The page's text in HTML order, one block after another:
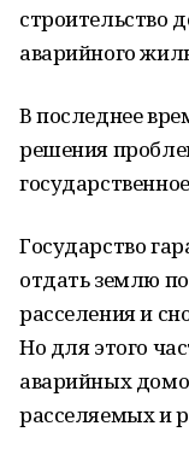
строительство
аварийного
В последнее
решения
Государство
отдать землю
расселения и
Но для этого
аварийных
расселяемых и